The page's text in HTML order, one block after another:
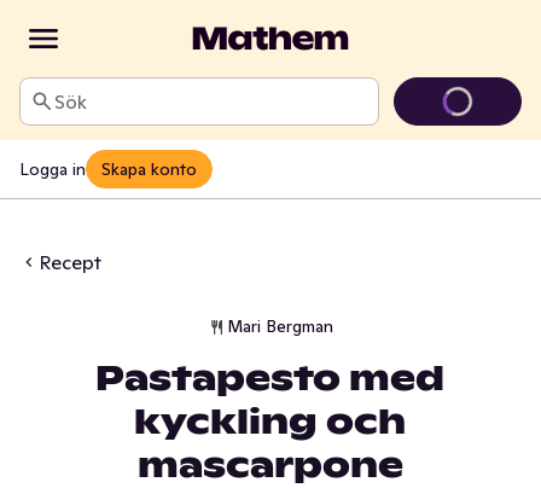
Sök
Logga in Skapa konto
Recept
Mari Bergman
Pastapesto med
kyckling och
mascarpone